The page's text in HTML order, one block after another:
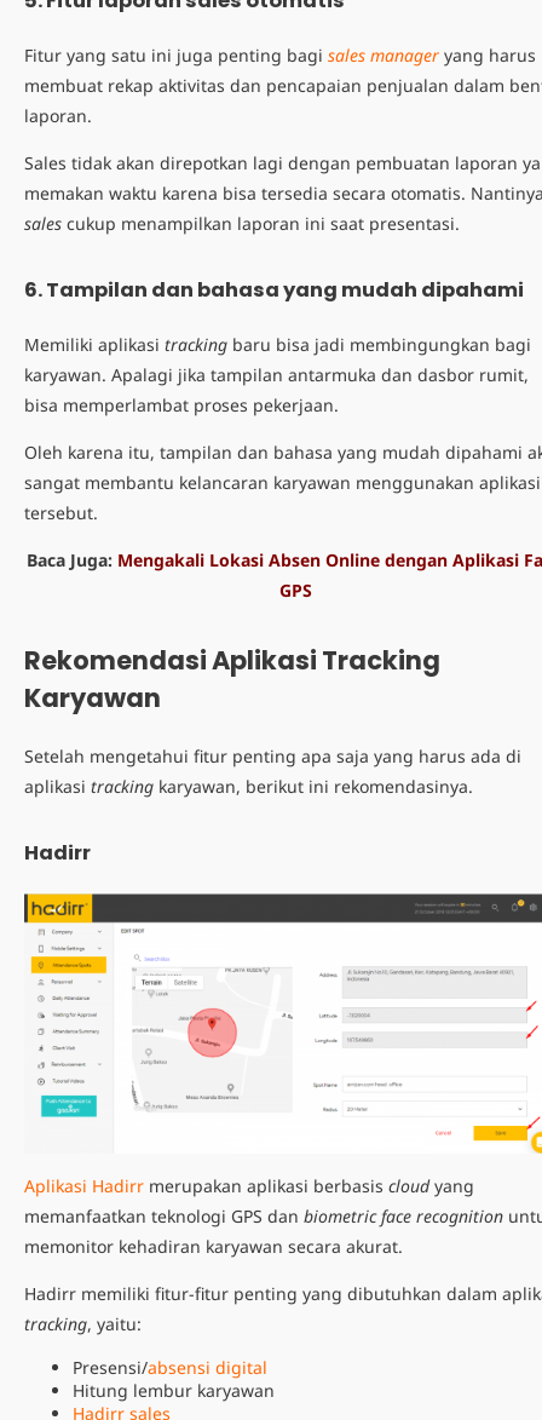
Fitur yang satu ini juga penting bagi sales manager yang harus
membuat rekap aktivitas dan pencapaian penjualan dalam
laporan.
Sales tidak akan direpotkan lagi dengan pembuatan laporan
memakan waktu karena bisa tersedia secara otomatis.
sales cukup menampilkan laporan ini saat presentasi.
6. Tampilan dan bahasa yang mudah dipahami
Memiliki aplikasi tracking baru bisa jadi membingungkan bagi
karyawan. Apalagi jika tampilan antarmuka dan dasbor rumit,
bisa memperlambat proses pekerjaan.
Oleh karena itu, tampilan dan bahasa yang mudah dipahami
sangat membantu kelancaran karyawan menggunakan aplikasi
tersebut.
Baca Juga: Mengakali Lokasi Absen Online dengan Aplikasi
GPS
RekomendasiAplikasi Tracking
Karyawan
Setelah mengetahui fitur penting apa saja yang harus ada di
aplikasi tracking karyawan, berikut ini rekomendasinya.
Hadirr
Aplikasi Hadirr merupakan aplikasi berbasis cloudyang
memanfaatkan teknologi GPS dan biometric face recognition
memonitor kehadiran karyawan secara akurat.
Hadirr memiliki fitur-fitur penting yang dibutuhkan dalam
tracking, yaitu:
Presensi/absensi digital
Hitung lembur karyawan
Hadirr sales